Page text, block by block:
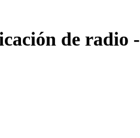
de radio -